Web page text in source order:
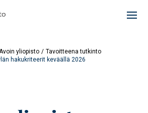
yliopisto
Tavoitteena tutkinto
hakukriteerit keväällä 2026